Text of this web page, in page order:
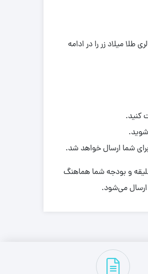
طلا میلاد زر را در ادامه
شوید.
شما ارسال خواهد شد.
و بودجه شما هماهنگ
ارسال می‌شود.